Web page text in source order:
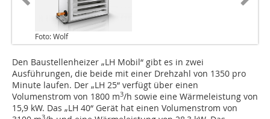
Foto: Wolf
Den Baustellenheizer „LH Mobil“ gibt es in zwei
Ausführungen, die beide mit einer Drehzahl von 1350 pro
Minute laufen. Der „LH 25“ verfügt über einen
Volumenstrom von 1800 m3/h sowie eine Wärmeleistung von
15,9 kW. Das „LH 40“ Gerät hat einen Volumenstrom von
3